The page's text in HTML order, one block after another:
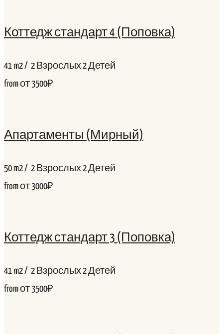
Коттедж стандарт 4 (Поповка)
41 m2/ 2 Взрослых2 Детей
fromот 3500₽
Апартаменты (Мирный)
50 m2/ 2 Взрослых2 Детей
fromот 3000₽
Коттедж стандарт 3 (Поповка)
41 m2/ 2 Взрослых2 Детей
fromот 3500₽